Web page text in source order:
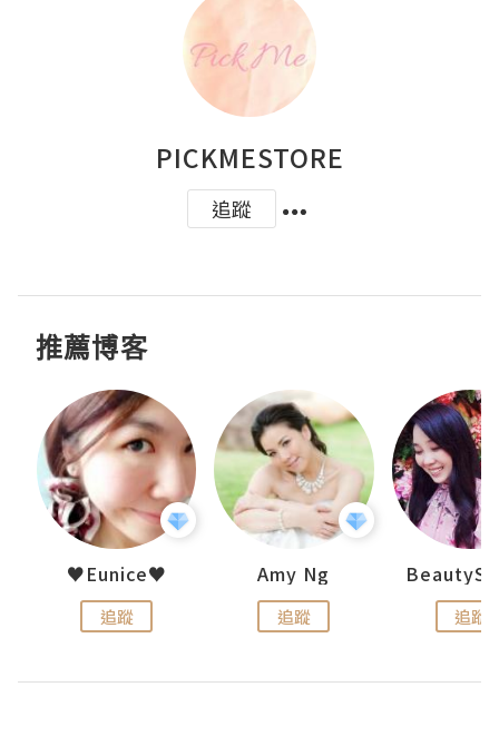
PICKMESTORE
追蹤
推薦博客
♥Eunice♥
追蹤
Amy Ng
追蹤 追蹤